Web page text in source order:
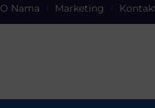
O Nama Marketing